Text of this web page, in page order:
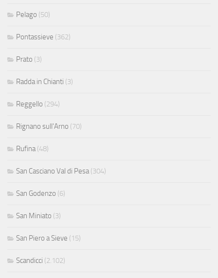
Pelago (50)
Pontassieve (362)
Prato (3)
Radda in Chianti (3)
Reggello (294)
Rignano sull'Arno (70)
Rufina(48)
San Casciano Val di Pesa(304)
San Godenzo (6)
San Miniato (3)
San Piero a Sieve (15)
Scandicci (2.102)